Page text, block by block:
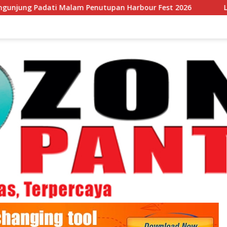
Malam Penutupan Harbour Fest 2026 Lomba Gerak